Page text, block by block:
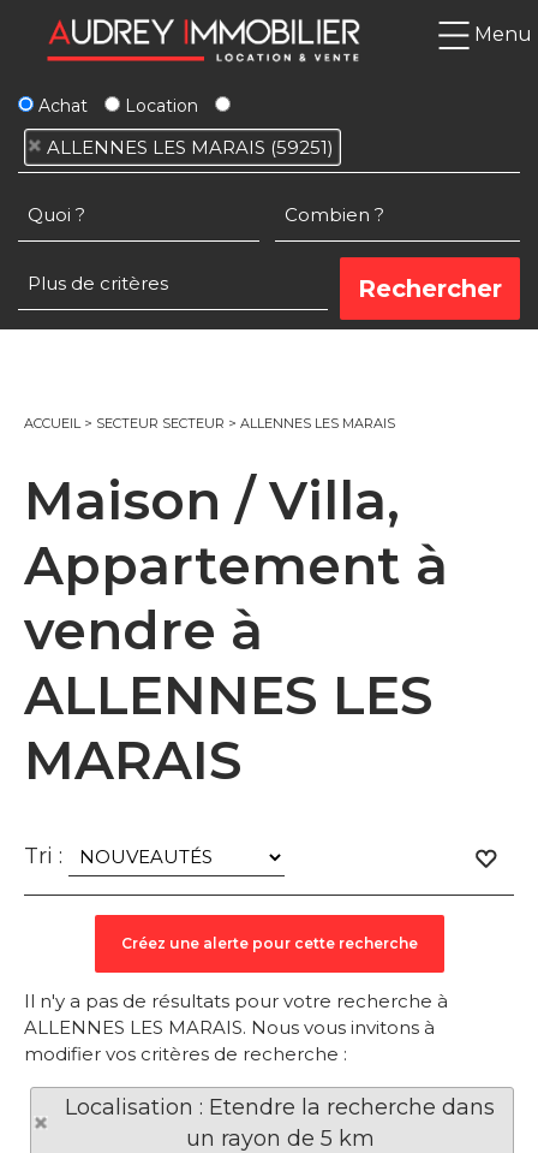
Menu
Achat Location
ALLENNES LES MARAIS (59251)
ACCUEIL> SECTEUR SECTEUR > ALLENNES LES MARAIS
Maison / Villa,
Appartement à
vendre à
ALLENNES LES
MARAIS
Tri :
Il n'y a pas de résultats pour votre recherche à
ALLENNES LES MARAIS. Nous vous invitons à
modifier vos critères de recherche :
Localisation : Etendre la recherche dans
un rayon de 5 km